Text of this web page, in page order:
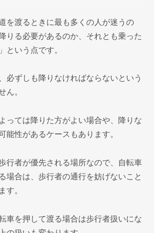
を渡るときに最も多くの人が迷うの
りる必要があるのか、それとも乗った
という点です。
必ずしも降りなければならないという
ん。
っては降りた方がよい場合や、降りな
能性があるケースもあります。
行者が優先される場所なので、自転車
場合は、歩行者の通行を妨げないこと
す。
車を押して渡る場合は歩行者扱いにな